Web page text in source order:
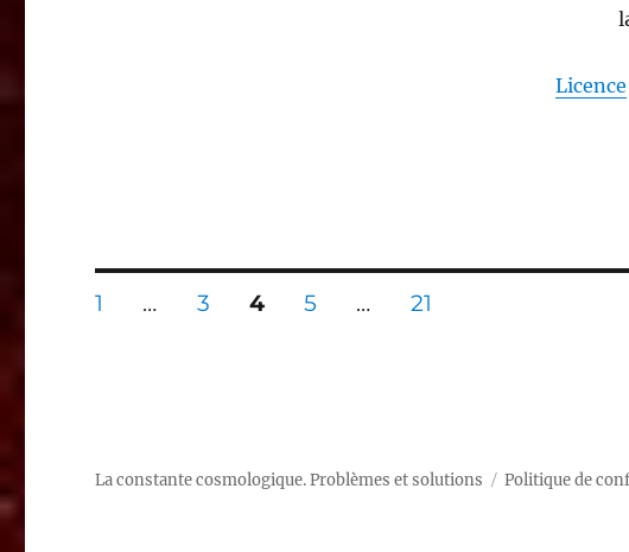
Licence
Pagination
PAGE
1 … PAGE
3 PAGE
4 PAGE
5 … PAGE
21
La constante cosmologique. Problèmes et solutions Politique de